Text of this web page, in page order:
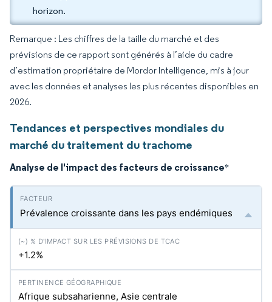
horizon.
Remarque : Les chiffres de la taille du marché et des
prévisions de ce rapport sont générés à l’aide du cadre
d’estimation propriétaire de Mordor Intelligence, mis à jour
avec les données et analyses les plus récentes disponibles en
2026.
Tendances et perspectives mondiales du
marché du traitement du trachome
Analyse de l'impact des facteurs de croissance*
Prévalence croissante dans les pays endémiques
+1.2%
Afrique subsaharienne, Asie centrale